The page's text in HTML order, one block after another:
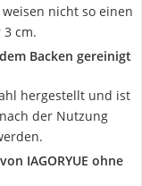
nicht so einen
cm.
Backen gereinigt
hergestellt und ist
der Nutzung
IAGORYUE ohne